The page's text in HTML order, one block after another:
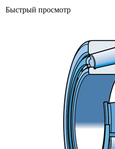
Быстрый просмотр